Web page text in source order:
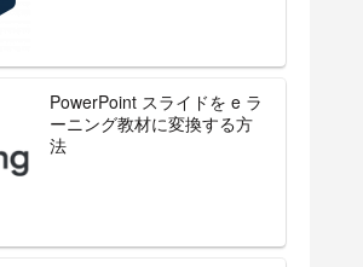
PowerPoint スライドを e ラ
ーニング教材に変換する方
法